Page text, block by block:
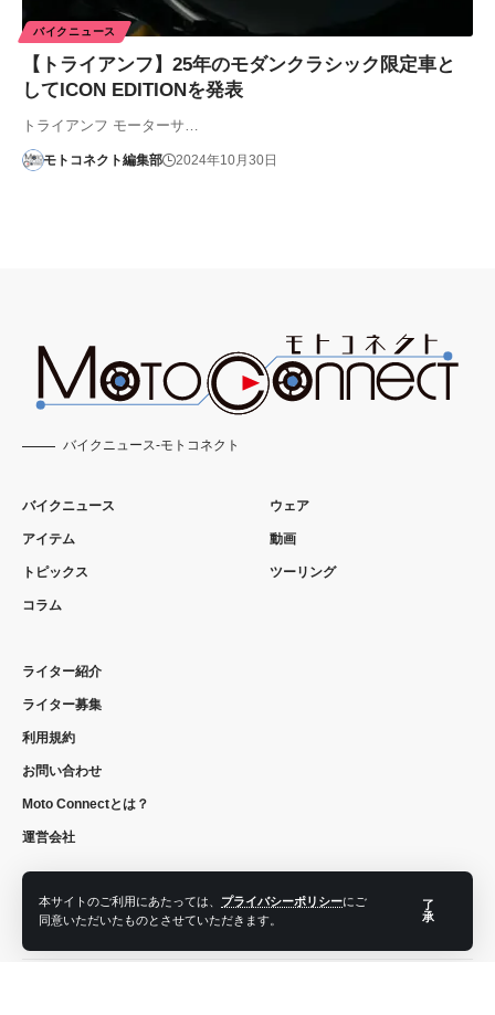
本サイトのご利用にあたっては、 プライバシーポリシーにご
同意いただいたものとさせていただきます。
了
承
バイクニュース
【トライアンフ】25年のモダンクラシック限定車と
してICON EDITIONを発表
トライアンフ モーターサ…
モトコネクト編集部 2024年10月30日
バイクニュース-モトコネクト
バイクニュース
アイテム
トピックス
コラム
ウェア
動画
ツーリング
ライター紹介
ライター募集
利用規約
お問い合わせ
Moto Connectとは？
運営会社
フォローする